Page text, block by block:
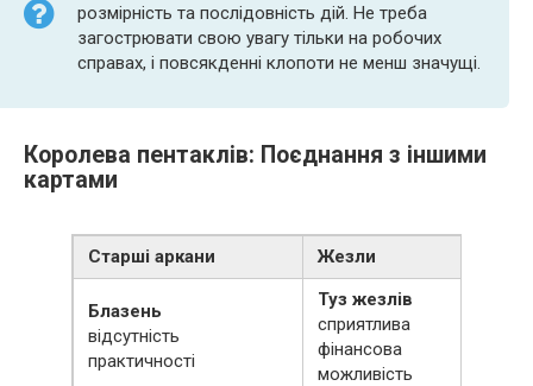
розмірність та послідовність дій. Не треба
загострювати свою увагу тільки на робочих
справах, і повсякденні клопоти не менш значущі.
Королева пентаклів: Поєднання з іншими
картами
Старші аркани Жезли
Блазень
відсутність
практичності
Туз жезлів
сприятлива
фінансова
можливість